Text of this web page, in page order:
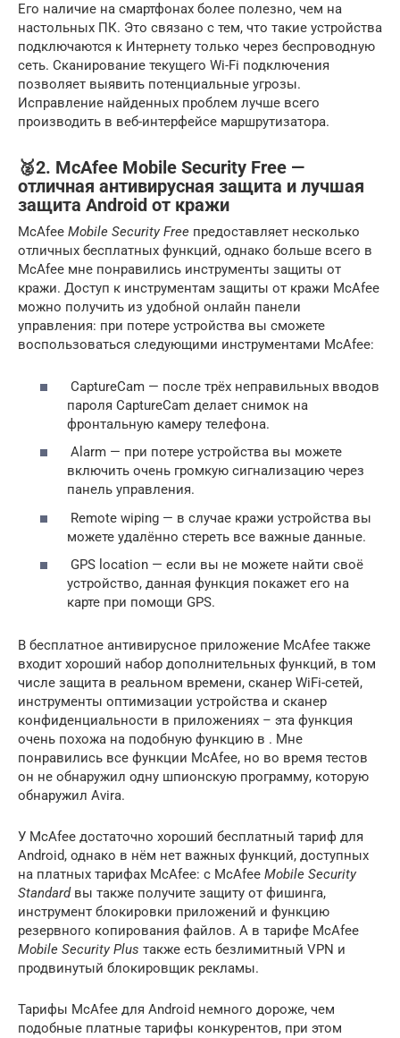
Его наличие на смартфонах более полезно, чем на
настольных ПК. Это связано с тем, что такие устройства
подключаются к Интернету только через беспроводную
сеть. Сканирование текущего Wi-Fi подключения
позволяет выявить потенциальные угрозы.
Исправление найденных проблем лучше всего
производить в веб-интерфейсе маршрутизатора.
🥈2. McAfee Mobile Security Free —
отличная антивирусная защита и лучшая
защита Android от кражи
McAfee Mobile Security Free предоставляет несколько
отличных бесплатных функций, однако больше всего в
McAfee мне понравились инструменты защиты от
кражи. Доступ к инструментам защиты от кражи McAfee
можно получить из удобной онлайн панели
управления: при потере устройства вы сможете
воспользоваться следующими инструментами McAfee:
CaptureCam — после трёх неправильных вводов
пароля CaptureCam делает снимок на
фронтальную камеру телефона.
Alarm — при потере устройства вы можете
включить очень громкую сигнализацию через
панель управления.
Remote wiping — в случае кражи устройства вы
можете удалённо стереть все важные данные.
GPS location — если вы не можете найти своё
устройство, данная функция покажет его на
карте при помощи GPS.
В бесплатное антивирусное приложение McAfee также
входит хороший набор дополнительных функций, в том
числе защита в реальном времени, сканер WiFi-сетей,
инструменты оптимизации устройства и сканер
конфиденциальности в приложениях – эта функция
очень похожа на подобную функцию в . Мне
понравились все функции McAfee, но во время тестов
он не обнаружил одну шпионскую программу, которую
обнаружил Avira.
У McAfee достаточно хороший бесплатный тариф для
Android, однако в нём нет важных функций, доступных
на платных тарифах McAfee: с McAfee Mobile Security
Standardвы также получите защиту от фишинга,
инструмент блокировки приложений и функцию
резервного копирования файлов. А в тарифе McAfee
Mobile Security Plus также есть безлимитный VPN и
продвинутый блокировщик рекламы.
Тарифы McAfee для Android немного дороже, чем
подобные платные тарифы конкурентов, при этом